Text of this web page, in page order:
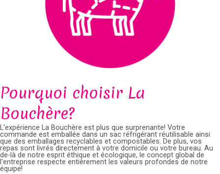
Pourquoi choisir La
Bouchère?
L'expérience La Bouchère est plus que surprenante! Votre
commande est emballée dans un sac réfrigérant réutilisable ainsi
que des emballages recyclables et compostables. De plus, vos
repas sont livrés directement à votre domicile ou votre bureau. Au
de-là de notre esprit éthique et écologique, le concept global de
l'entreprise respecte entièrement les valeurs profondes de notre
équipe!